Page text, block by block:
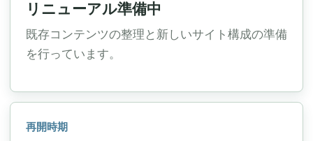
リニューアル準備中
既存コンテンツの整理と新しいサイト構成の準備
を行っています。
再開時期